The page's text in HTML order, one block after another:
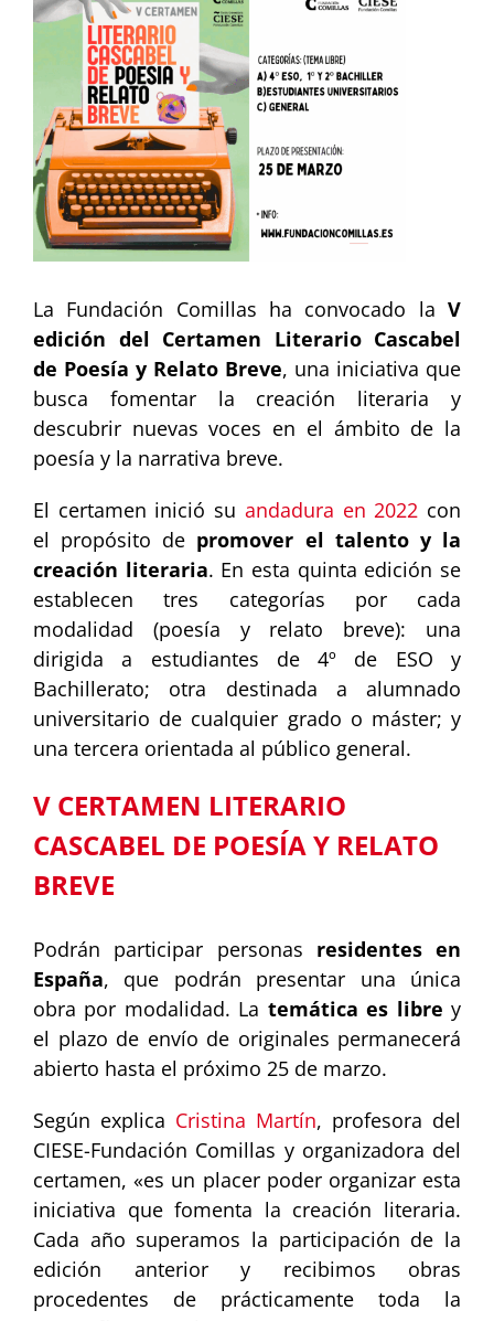
imagen
grande
La Fundación Comillas ha convocado la V
edición del Certamen Literario Cascabel
de Poesía y Relato Breve, una iniciativa que
busca fomentar la creación literaria y
descubrir nuevas voces en el ámbito de la
poesía y la narrativa breve.
El certamen inició su andadura en 2022 con
el propósito de promover el talento y la
creación literaria. En esta quinta edición se
establecen tres categorías por cada
modalidad (poesía y relato breve): una
dirigida a estudiantes de 4º de ESO y
Bachillerato; otra destinada a alumnado
universitario de cualquier grado o máster; y
una tercera orientada al público general.
V CERTAMEN LITERARIO
CASCABEL DE POESÍA Y RELATO
BREVE
Podrán participar personas residentes en
España, que podrán presentar una única
obra por modalidad. La temática es libre y
el plazo de envío de originales permanecerá
abierto hasta el próximo 25 de marzo.
Según explica Cristina Martín, profesora del
CIESE-Fundación Comillas y organizadora del
certamen, «es un placer poder organizar esta
iniciativa que fomenta la creación literaria.
Cada año superamos la participación de la
edición anterior y recibimos obras
procedentes de prácticamente toda la